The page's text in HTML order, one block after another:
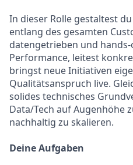
In dieser Rolle gestaltest
entlang des gesamten
datengetrieben und
Performance, leitest
bringst neue Initiativen
Qualitätsanspruch live.
solides technisches
Data/Tech auf Augenhöhe
nachhaltig zu skalieren.
Deine Aufgaben